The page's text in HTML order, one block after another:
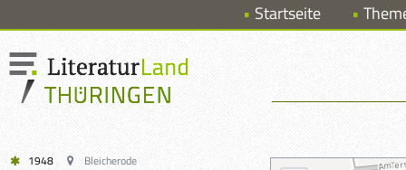
Startseite
1948
Bleicherode